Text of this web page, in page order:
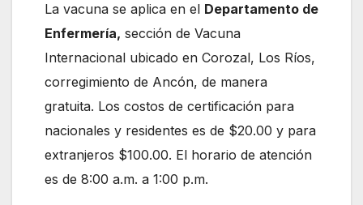
La vacuna se aplica en el Departamento de
Enfermería, sección de Vacuna
Internacional ubicado en Corozal, Los Ríos,
corregimiento de Ancón, de manera
gratuita. Los costos de certificación para
nacionales y residentes es de $20.00 y para
extranjeros $100.00. El horario de atención
es de 8:00 a.m. a 1:00 p.m.